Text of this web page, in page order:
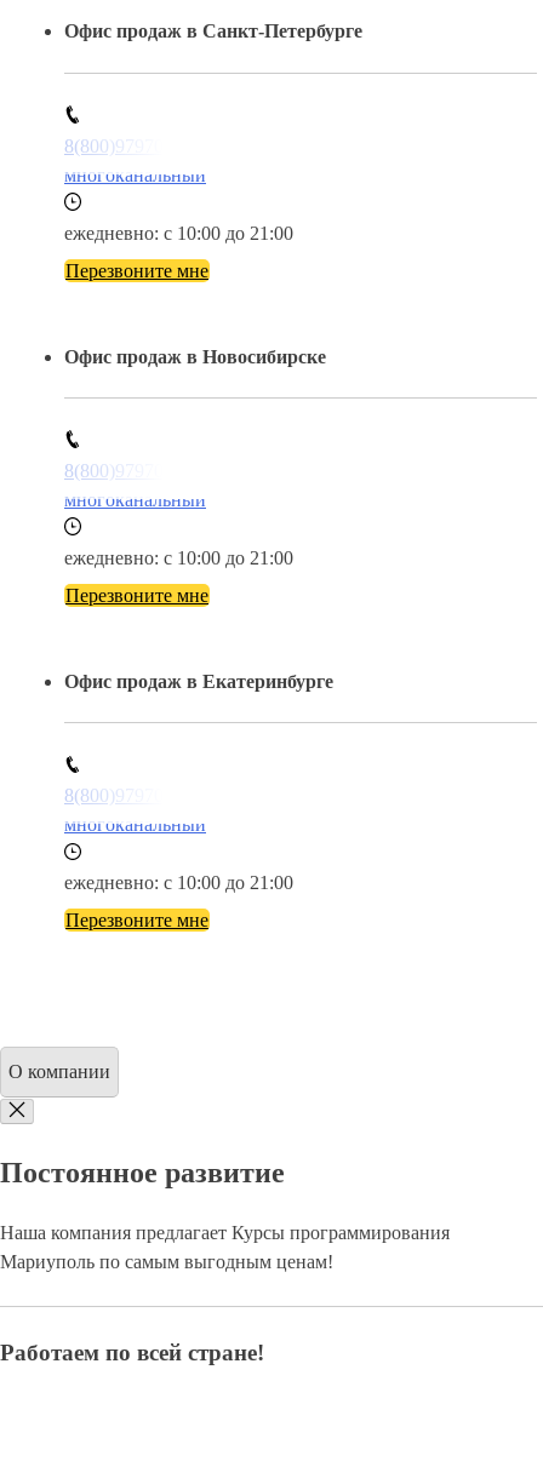
Офис продаж в Санкт-Петербурге
8(800)9797043
многоканальный
ежедневно: с 10:00 до 21:00
Перезвоните мне
Офис продаж в Новосибирске
8(800)9797043
многоканальный
ежедневно: с 10:00 до 21:00
Перезвоните мне
Офис продаж в Екатеринбурге
8(800)9797043
многоканальный
ежедневно: с 10:00 до 21:00
Перезвоните мне
О компании
Постоянное развитие
Наша компания предлагает Курсы программирования
Мариуполь по самым выгодным ценам!
Работаем по всей стране!